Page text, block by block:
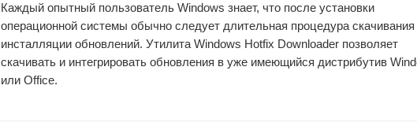
Каждый опытный пользователь Windows знает, что после установки
операционной системы обычно следует длительная процедура скачивания
инсталляции обновлений. Утилита Windows Hotfix Downloader позволяет
скачивать и интегрировать обновления в уже имеющийся дистрибутив
или Office.